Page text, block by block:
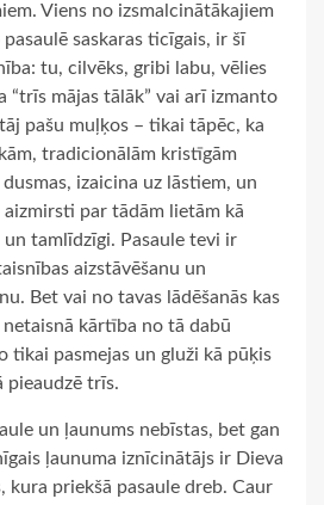
Viens no izsmalcinātākajiem
saskaras ticīgais, ir šī
tu, cilvēks, gribi labu, vēlies
“trīs mājas tālāk” vai arī izmanto
pašu muļķos – tikai tāpēc, ka
tradicionālām kristīgām
izaicina uz lāstiem, un
par tādām lietām kā
tamlīdzīgi. Pasaule tevi ir
aizstāvēšanu un
Bet vai no tavas lādēšanās kas
netaisnā kārtība no tā dabū
tikai pasmejas un gluži kā pūķis
pieaudzē trīs.
un ļaunums nebīstas, bet gan
ļaunuma iznīcinātājs ir Dieva
kura priekšā pasaule dreb. Caur